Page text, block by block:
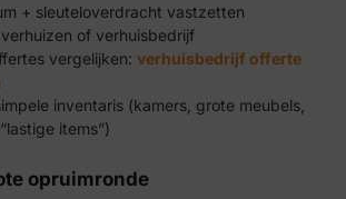
+ sleuteloverdracht vastzetten
of verhuisbedrijf
vergelijken:verhuisbedrijf offerte
inventaris (kamers, grote meubels,
items”)
opruimronde